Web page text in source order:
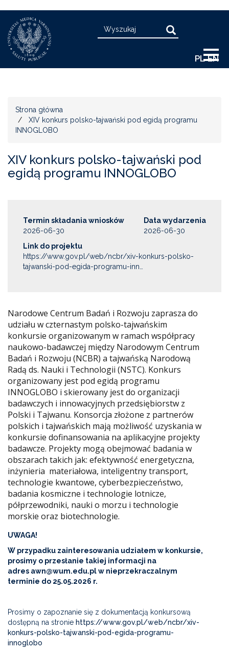
treści
PL EN
Search Search
Strona główna
XIV konkurs polsko-tajwański pod egidą programu
INNOGLOBO
XIV konkurs polsko-tajwański pod
egidą programu INNOGLOBO
Narodowe Centrum Badań i Rozwoju zaprasza do
udziału w czternastym polsko-tajwańskim
konkursie organizowanym w ramach współpracy
naukowo-badawczej między Narodowym Centrum
Badań i Rozwoju (NCBR) a tajwańską Narodową
Radą ds. Nauki i Technologii (NSTC). Konkurs
organizowany jest pod egidą programu
INNOGLOBO i skierowany jest do organizacji
badawczych i innowacyjnych przedsiębiorstw z
Polski i Tajwanu. Konsorcja złożone z partnerów
polskich i tajwańskich mają możliwość uzyskania w
konkursie dofinansowania na aplikacyjne projekty
badawcze. Projekty mogą obejmować badania w
obszarach takich jak: efektywność energetyczna,
inżynieria materiałowa, inteligentny transport,
technologie kwantowe, cyberbezpieczeństwo,
badania kosmiczne i technologie lotnicze,
półprzewodniki, nauki o morzu i technologie
morskie oraz biotechnologie.
UWAGA!
W przypadku zainteresowania udziałem w konkursie,
prosimy o przesłanie takiej informacji na
adres awn@wum.edu.plw nieprzekraczalnym
terminie do 25.05.2026 r.
Prosimy o zapoznanie się z dokumentacją konkursową
dostępną na stronie https://www.gov.pl/web/ncbr/xiv-
konkurs-polsko-tajwanski-pod-egida-programu-
innoglobo
Termin składania wniosków
2026-06-30
Data wydarzenia
2026-06-30
Link do projektu
https://www.gov.pl/web/ncbr/xiv-konkurs-polsko-
tajwanski-pod-egida-programu-inn…